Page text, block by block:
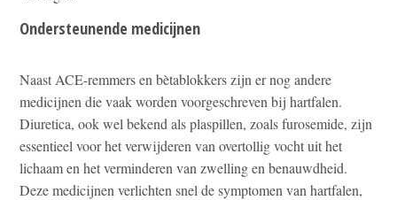
Ondersteunende medicijnen
Naast ACE-remmers en bètablokkers zijn er nog andere
medicijnen die vaak worden voorgeschreven bij hartfalen.
Diuretica, ook wel bekend als plaspillen, zoals furosemide, zijn
essentieel voor het verwijderen van overtollig vocht uit het
lichaam en het verminderen van zwelling en benauwdheid.
Deze medicijnen verlichten snel de symptomen van hartfalen,